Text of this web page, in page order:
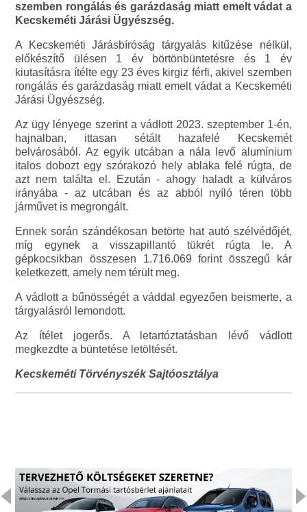
szemben rongálás és garázdaság miatt emelt vádat a
Kecskeméti Járási Ügyészség.
A Kecskeméti Járásbíróság tárgyalás kitűzése nélkül,
előkészítő ülésen 1 év börtönbüntetésre és 1 év
kiutasításra ítélte egy 23 éves kirgiz férfi, akivel szemben
rongálás és garázdaság miatt emelt vádat a Kecskeméti
Járási Ügyészség.
Az ügy lényege szerint a vádlott 2023. szeptember 1-én,
hajnalban, ittasan sétált hazafelé Kecskemét
belvárosából. Az egyik utcában a nála levő alumínium
italos dobozt egy szórakozó hely ablaka felé rúgta, de
azt nem találta el. Ezután - ahogy haladt a külváros
irányába - az utcában és az abból nyíló téren több
járművet is megrongált.
Ennek során szándékosan betörte hat autó szélvédőjét,
míg egynek a visszapillantó tükrét rúgta le. A
gépkocsikban összesen 1.716.069 forint összegű kár
keletkezett, amely nem térült meg.
A vádlott a bűnösségét a váddal egyezően beismerte, a
tárgyalásról lemondott.
Az ítélet jogerős. A letartóztatásban lévő vádlott
megkezdte a büntetése letöltését.
Kecskeméti Törvényszék Sajtóosztálya